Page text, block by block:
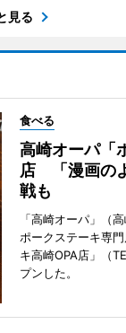
見る
食べる
高崎オーパ「
店 「漫画の
戦も
「高崎オーパ」（
ポークステーキ専
キ高崎OPA店」（
プンした。